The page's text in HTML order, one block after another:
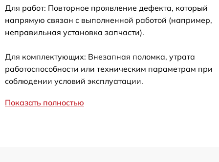
Для работ: Повторное проявление дефекта, который
напрямую связан с выполненной работой (например,
неправильная установка запчасти).
Для комплектующих: Внезапная поломка, утрата
работоспособности или техническим параметрам при
соблюдении условий эксплуатации.
Показать полностью